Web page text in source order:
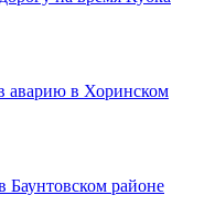
аварию в Хоринском
Баунтовском районе